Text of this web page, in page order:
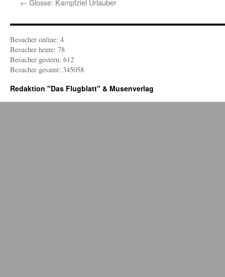
← Glosse: Kampfziel Urlauber
Besucher online: 4
Besucher heute: 78
Besucher gestern: 612
Besucher gesamt: 345058
Redaktion "Das Flugblatt" & Musenverlag